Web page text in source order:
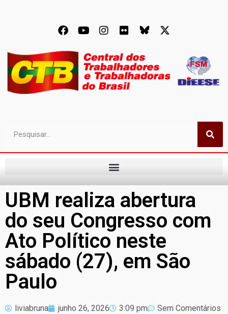
UBM realiza abertura
do seu Congresso com
Ato Político neste
sábado (27), em São
Paulo
liviabruna junho 26, 2026 3:09 pm Sem Comentários